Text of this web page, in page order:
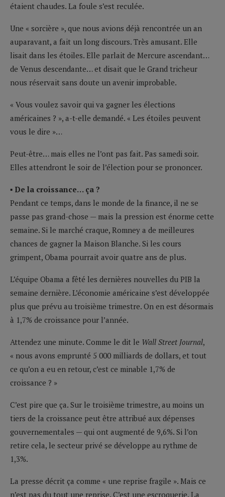
étaient chaudes. La foule s’est reculée.
Une « sorcière », que nous avions déjà rencontrée un an
auparavant, a fait un long discours. Très amusant. Elle
lisait dans les étoiles. Elle parlait de Mercure ascendant…
de Venus descendante… et disait que le Grand tricheur
nous réservait sans doute un avenir improbable.
« Vous voulez savoir qui va gagner les élections
américaines ? », a-t-elle demandé. « Les étoiles peuvent
vous le dire »…
Peut-être… mais elles ne l’ont pas fait. Pas samedi soir.
Elles attendront le soir de l’élection pour se prononcer.
▪ De la croissance… ça ?
Pendant ce temps, dans le monde de la finance, il ne se
passe pas grand-chose — mais la pression est énorme cette
semaine. Si le marché craque, Romney a de meilleures
chances de gagner la Maison Blanche. Si les cours
grimpent, Obama pourrait avoir quatre ans de plus.
L’équipe Obama a fêté les dernières nouvelles du PIB la
semaine dernière. L’économie américaine s’est développée
plus que prévu au troisième trimestre. On en est désormais
à 1,7% de croissance pour l’année.
Attendez une minute. Comme le dit le Wall Street Journal,
« nous avons emprunté 5 000 milliards de dollars, et tout
ce qu’on a eu en retour, c’est ce minable 1,7% de
croissance ? »
C’est pire que ça. Sur le troisième trimestre, au moins un
tiers de la croissance peut être attribué aux dépenses
gouvernementales — qui ont augmenté de 9,6%. Si l’on
retire cela, le secteur privé se développe au rythme de
1,3%.
La presse décrit ça comme « une reprise fragile ». Mais ce
n’est pas du tout une reprise. C’est une escroquerie. La